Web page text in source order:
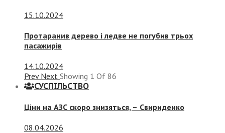
15.10.2024
Протаранив дерево і ледве не погубив трьох
пасажирів
14.10.2024
Prev Next Showing 1 Of 86
СУСПIЛЬСТВО
Ціни на АЗС скоро знизяться, – Свириденко
08.04.2026